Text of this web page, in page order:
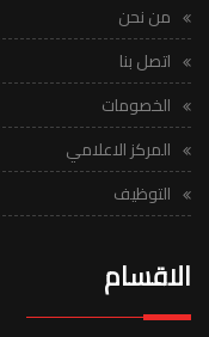
من نحن
اتصل بنا
الخصومات
المركز الاعلامي
التوظيف
الاقسام